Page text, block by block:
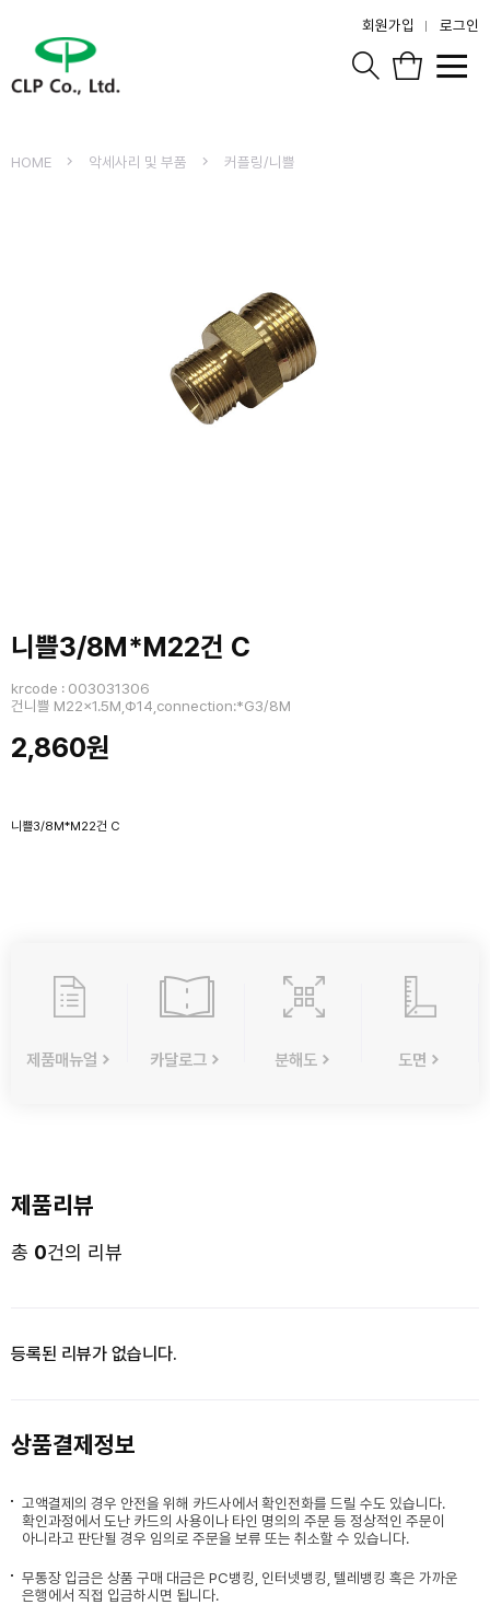
회원가입 로그인
HOME 악세사리 및 부품 커플링/니쁠
니쁠3/8M*M22건 C
krcode : 003031306
건니쁠 M22x1.5M,Φ14,connection:*G3/8M
2,860원
니쁠3/8M*M22건 C
제품매뉴얼 카달로그 분해도 도면
제품리뷰
총 0건의 리뷰
등록된 리뷰가 없습니다.
상품결제정보
고액결제의 경우 안전을 위해 카드사에서 확인전화를 드릴 수도 있습니다.
확인과정에서 도난 카드의 사용이나 타인 명의의 주문 등 정상적인 주문이
아니라고 판단될 경우 임의로 주문을 보류 또는 취소할 수 있습니다.
무통장 입금은 상품 구매 대금은 PC뱅킹, 인터넷뱅킹, 텔레뱅킹 혹은 가까운
은행에서 직접 입금하시면 됩니다.